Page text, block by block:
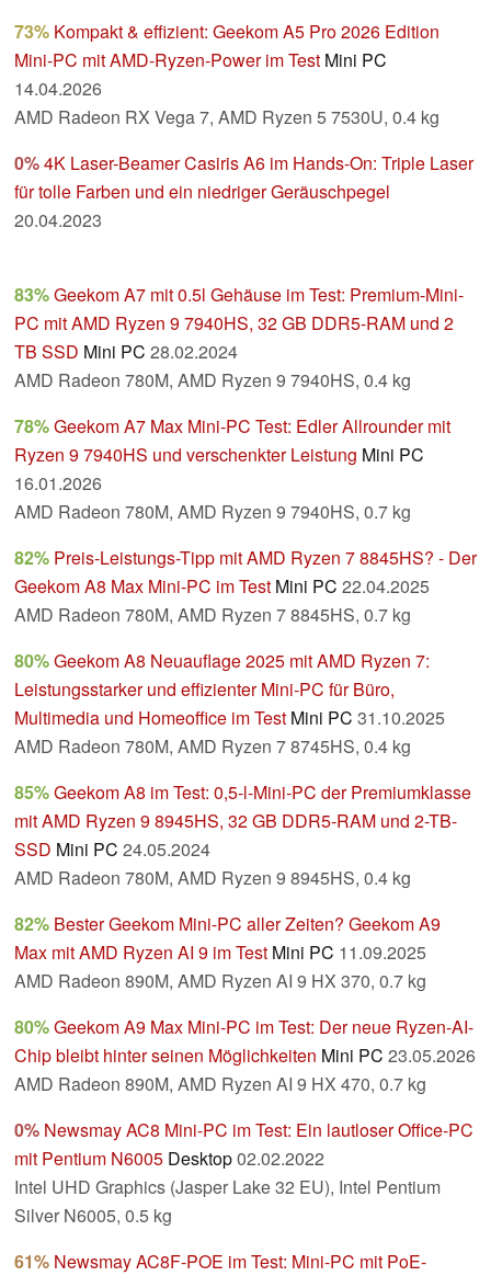
73% Kompakt & effizient: Geekom A5 Pro 2026 Edition
Mini-PC mit AMD-Ryzen-Power im Test Mini PC
14.04.2026
AMD Radeon RX Vega 7, AMD Ryzen 5 7530U, 0.4 kg
0%4K Laser-Beamer Casiris A6 im Hands-On: Triple Laser
für tolle Farben und ein niedriger Geräuschpegel
20.04.2023
83%Geekom A7 mit 0.5l Gehäuse im Test: Premium-Mini-
PC mit AMD Ryzen 9 7940HS, 32 GB DDR5-RAM und 2
TB SSD Mini PC 28.02.2024
AMD Radeon 780M, AMD Ryzen 9 7940HS, 0.4 kg
78%Geekom A7 Max Mini-PC Test: Edler Allrounder mit
Ryzen 9 7940HS und verschenkter Leistung Mini PC
16.01.2026
AMD Radeon 780M, AMD Ryzen 9 7940HS, 0.7 kg
82% Preis-Leistungs-Tipp mit AMD Ryzen 7 8845HS? - Der
Geekom A8 Max Mini-PC im Test Mini PC 22.04.2025
AMD Radeon 780M, AMD Ryzen 7 8845HS, 0.7 kg
80%Geekom A8 Neuauflage 2025 mit AMD Ryzen 7:
Leistungsstarker und effizienter Mini-PC für Büro,
Multimedia und Homeoffice im Test Mini PC 31.10.2025
AMD Radeon 780M, AMD Ryzen 7 8745HS, 0.4 kg
85%Geekom A8 im Test: 0,5-l-Mini-PC der Premiumklasse
mit AMD Ryzen 9 8945HS, 32 GB DDR5-RAM und 2-TB-
SSD Mini PC 24.05.2024
AMD Radeon 780M, AMD Ryzen 9 8945HS, 0.4 kg
82% Bester Geekom Mini-PC aller Zeiten? Geekom A9
Max mit AMD Ryzen AI 9 im Test Mini PC 11.09.2025
AMD Radeon 890M, AMD Ryzen AI 9 HX 370, 0.7 kg
80%Geekom A9 Max Mini-PC im Test: Der neue Ryzen-AI-
Chip bleibt hinter seinen Möglichkeiten Mini PC 23.05.2026
AMD Radeon 890M, AMD Ryzen AI 9 HX 470, 0.7 kg
0% Newsmay AC8 Mini-PC im Test: Ein lautloser Office-PC
mit Pentium N6005 Desktop02.02.2022
Intel UHD Graphics (Jasper Lake 32 EU), Intel Pentium
Silver N6005, 0.5 kg
61% Newsmay AC8F-POE im Test: Mini-PC mit PoE-